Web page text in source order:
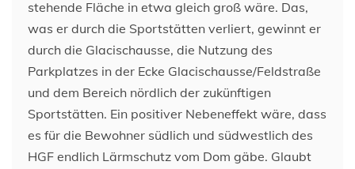
stehende Fläche in etwa gleich groß wäre. Das,
was er durch die Sportstätten verliert, gewinnt er
durch die Glacischausse, die Nutzung des
Parkplatzes in der Ecke Glacischausse/Feldstraße
und dem Bereich nördlich der zukünftigen
Sportstätten. Ein positiver Nebeneffekt wäre, dass
es für die Bewohner südlich und südwestlich des
HGF endlich Lärmschutz vom Dom gäbe. Glaubt